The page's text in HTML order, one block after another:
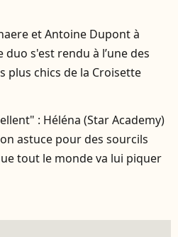
et Antoine Dupont à
duo s'est rendu à l’une des
plus chics de la Croisette
: Héléna (Star Academy)
astuce pour des sourcils
tout le monde va lui piquer